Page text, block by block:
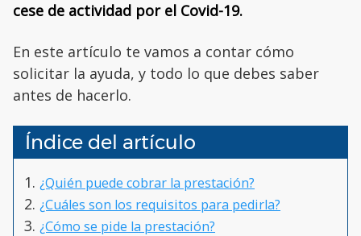
cese de actividad por el Covid-19.
En este artículo te vamos a contar cómo
solicitar la ayuda, y todo lo que debes saber
antes de hacerlo.
Índice del artículo
¿Quién puede cobrar la prestación?
¿Cuáles son los requisitos para pedirla?
¿Cómo se pide la prestación?